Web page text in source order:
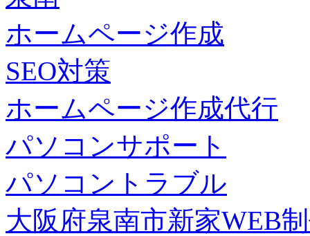
ホームページ作成
SEO対策
ホームページ作成代行
パソコンサポート
パソコントラブル
大阪府泉南市新家WEB